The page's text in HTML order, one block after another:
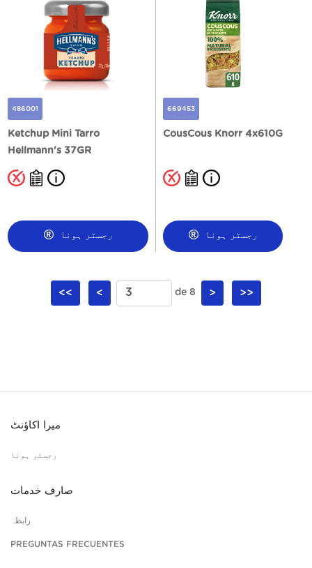
486001
Ketchup Mini Tarro
Hellmann's 37GR
رجسٹر ہونا
669453
CousCous Knorr 4x610G
رجسٹر ہونا
<< < de 8 > >>
میرا اکاؤنٹ
رجسٹر ہونا
صارف خدمات
رابطہ
PREGUNTAS FRECUENTES